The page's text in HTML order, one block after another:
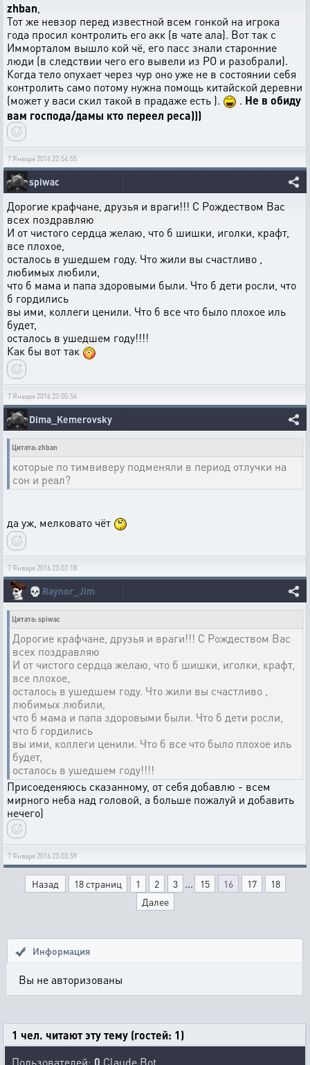
zhban,
Тот же невзор перед известной всем гонкой на игрока
года просил контролить его акк (в чате ала). Вот так с
Имморталом вышло кой чё, его пасс знали старонние
люди (в следствии чего его вывели из РО и разобрали).
Когда тело опухает через чур оно уже не в состоянии себя
контролить само потому нужна помощь китайской деревни
(может у васи скил такой в прадаже есть ).
. Не в обиду
вам господа/дамы кто переел реса)))
7 Января 2016 22:54:55
spiwac
Дорогие крафчане, друзья и враги!!! С Рождеством Вас
всех поздравляю
И от чистого сердца желаю, что б шишки, иголки, крафт,
все плохое,
осталось в ушедшем году. Что жили вы счастливо ,
любимых любили,
что б мама и папа здоровыми были. Что б дети росли, что
б гордились
вы ими, коллеги ценили. Что б все что было плохое иль
будет,
осталось в ушедшем году!!!!
Как бы вот так
7 Января 2016 23:00:56
Dima_Kemerovsky
Цитата: zhban
которые по тимвиверу подменяли в период отлучки на
сон и реал?
да уж, мелковато чёт
7 Января 2016 23:02:18
💀 Raynor_Jim
Цитата: spiwac
Дорогие крафчане, друзья и враги!!! С Рождеством Вас
всех поздравляю
И от чистого сердца желаю, что б шишки, иголки, крафт,
все плохое,
осталось в ушедшем году. Что жили вы счастливо ,
любимых любили,
что б мама и папа здоровыми были. Что б дети росли,
что б гордились
вы ими, коллеги ценили. Что б все что было плохое иль
будет,
осталось в ушедшем году!!!!
Присоеденяюсь сказанному, от себя добавлю - всем
мирного неба над головой, а больше пожалуй и добавить
нечего)
7 Января 2016 23:03:59
Назад 18 страниц 1 2 3 ... 15 16 17
18
Далее
Информация
Вы не авторизованы
1 чел. читают эту тему (гостей: 1)
Пользователей: 0 Claude Bot